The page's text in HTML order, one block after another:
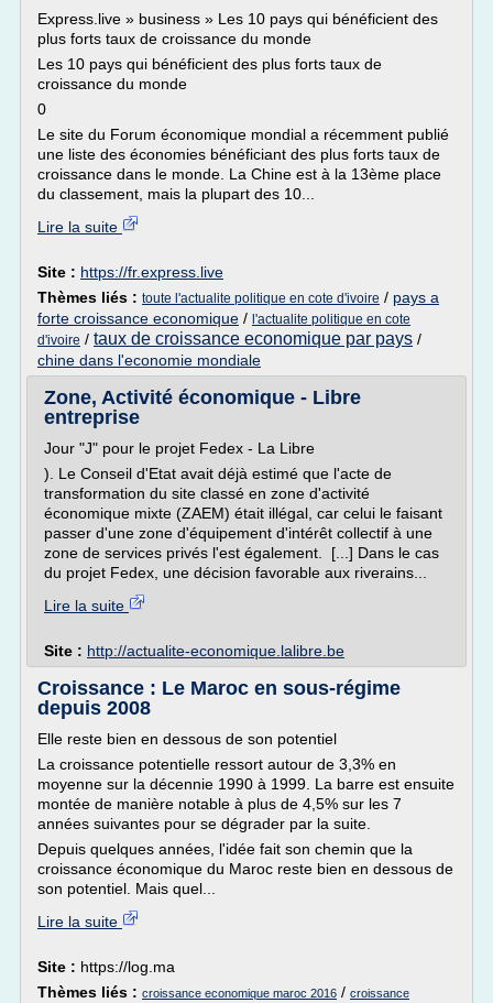
Express.live » business » Les 10 pays qui bénéficient des
plus forts taux de croissance du monde
Les 10 pays qui bénéficient des plus forts taux de
croissance du monde
0
Le site du Forum économique mondial a récemment publié
une liste des économies bénéficiant des plus forts taux de
croissance dans le monde. La Chine est à la 13ème place
du classement, mais la plupart des 10...
Lire la suite
Site : https://fr.express.live
Thèmes liés : toute l'actualite politique en cote d'ivoire / pays a
forte croissance economique / l'actualite politique en cote
d'ivoire / taux de croissance economique par pays /
chine dans l'economie mondiale
Zone, Activité économique - Libre
entreprise
Jour "J" pour le projet Fedex - La Libre
). Le Conseil d'Etat avait déjà estimé que l'acte de
transformation du site classé en zone d'activité
économique mixte (ZAEM) était illégal, car celui le faisant
passer d'une zone d'équipement d'intérêt collectif à une
zone de services privés l'est également. [...] Dans le cas
du projet Fedex, une décision favorable aux riverains...
Lire la suite
Site : http://actualite-economique.lalibre.be
Croissance : Le Maroc en sous-régime
depuis 2008
Elle reste bien en dessous de son potentiel
La croissance potentielle ressort autour de 3,3% en
moyenne sur la décennie 1990 à 1999. La barre est ensuite
montée de manière notable à plus de 4,5% sur les 7
années suivantes pour se dégrader par la suite.
Depuis quelques années, l'idée fait son chemin que la
croissance économique du Maroc reste bien en dessous de
son potentiel. Mais quel...
Lire la suite
Site : https://log.ma
Thèmes liés : croissance economique maroc 2016 / croissance